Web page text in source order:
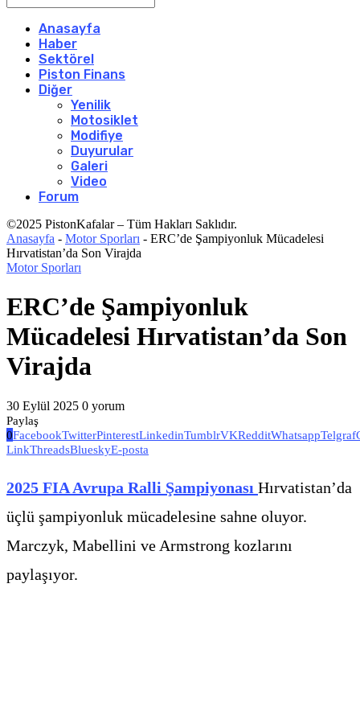
Anasayfa
Haber
Sektörel
Piston Finans
Diğer
Yenilik
Motosiklet
Modifiye
Duyurular
Galeri
Video
Forum
©2025 PistonKafalar – Tüm Hakları Saklıdır.
Anasayfa - Motor Sporları - ERC’de Şampiyonluk Mücadelesi
Hırvatistan’da Son Virajda
Motor Sporları
ERC’de Şampiyonluk
Mücadelesi Hırvatistan’da Son
Virajda
30 Eylül 2025 0 yorum
Paylaş
0FacebookTwitterPinterestLinkedinTumblrVKRedditWhatsappTelgraf
LinkThreadsBlueskyE-posta
2025 FIA Avrupa Ralli Şampiyonası Hırvatistan’da
üçlü şampiyonluk mücadelesine sahne oluyor.
Marczyk, Mabellini ve Armstrong kozlarını
paylaşıyor.